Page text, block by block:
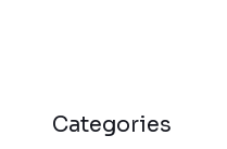
Categories